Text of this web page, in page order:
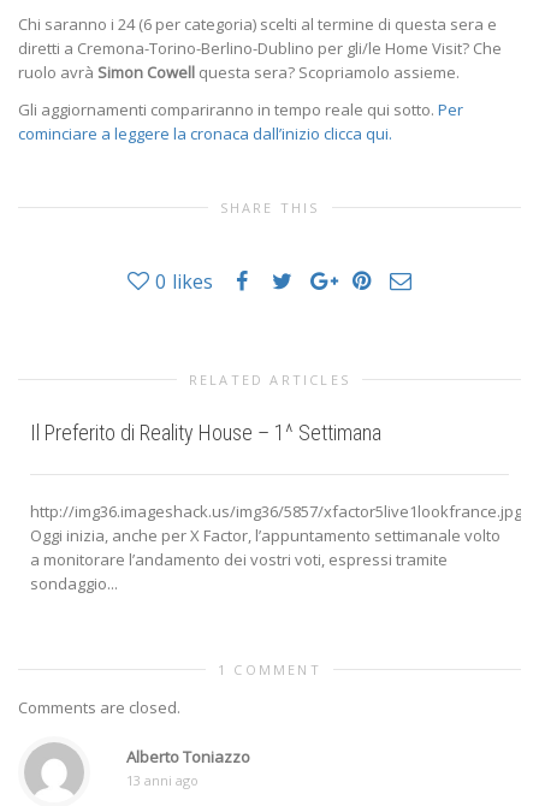
Chi saranno i 24 (6 per categoria) scelti al termine di questa sera e
diretti a Cremona-Torino-Berlino-Dublino per gli/le Home Visit? Che
ruolo avrà Simon Cowell questa sera? Scopriamolo assieme.
Gli aggiornamenti compariranno in tempo reale qui sotto. Per
cominciare a leggere la cronaca dall’inizio clicca qui.
SHARE THIS
0 likes
RELATED ARTICLES
Il Preferito di Reality House – 1^ Settimana
http://img36.imageshack.us/img36/5857/xfactor5live1lookfrance.jpg
Oggi inizia, anche per X Factor, l’appuntamento settimanale volto
a monitorare l’andamento dei vostri voti, espressi tramite
sondaggio...
1 COMMENT
Comments are closed.
Alberto Toniazzo
13 anni ago